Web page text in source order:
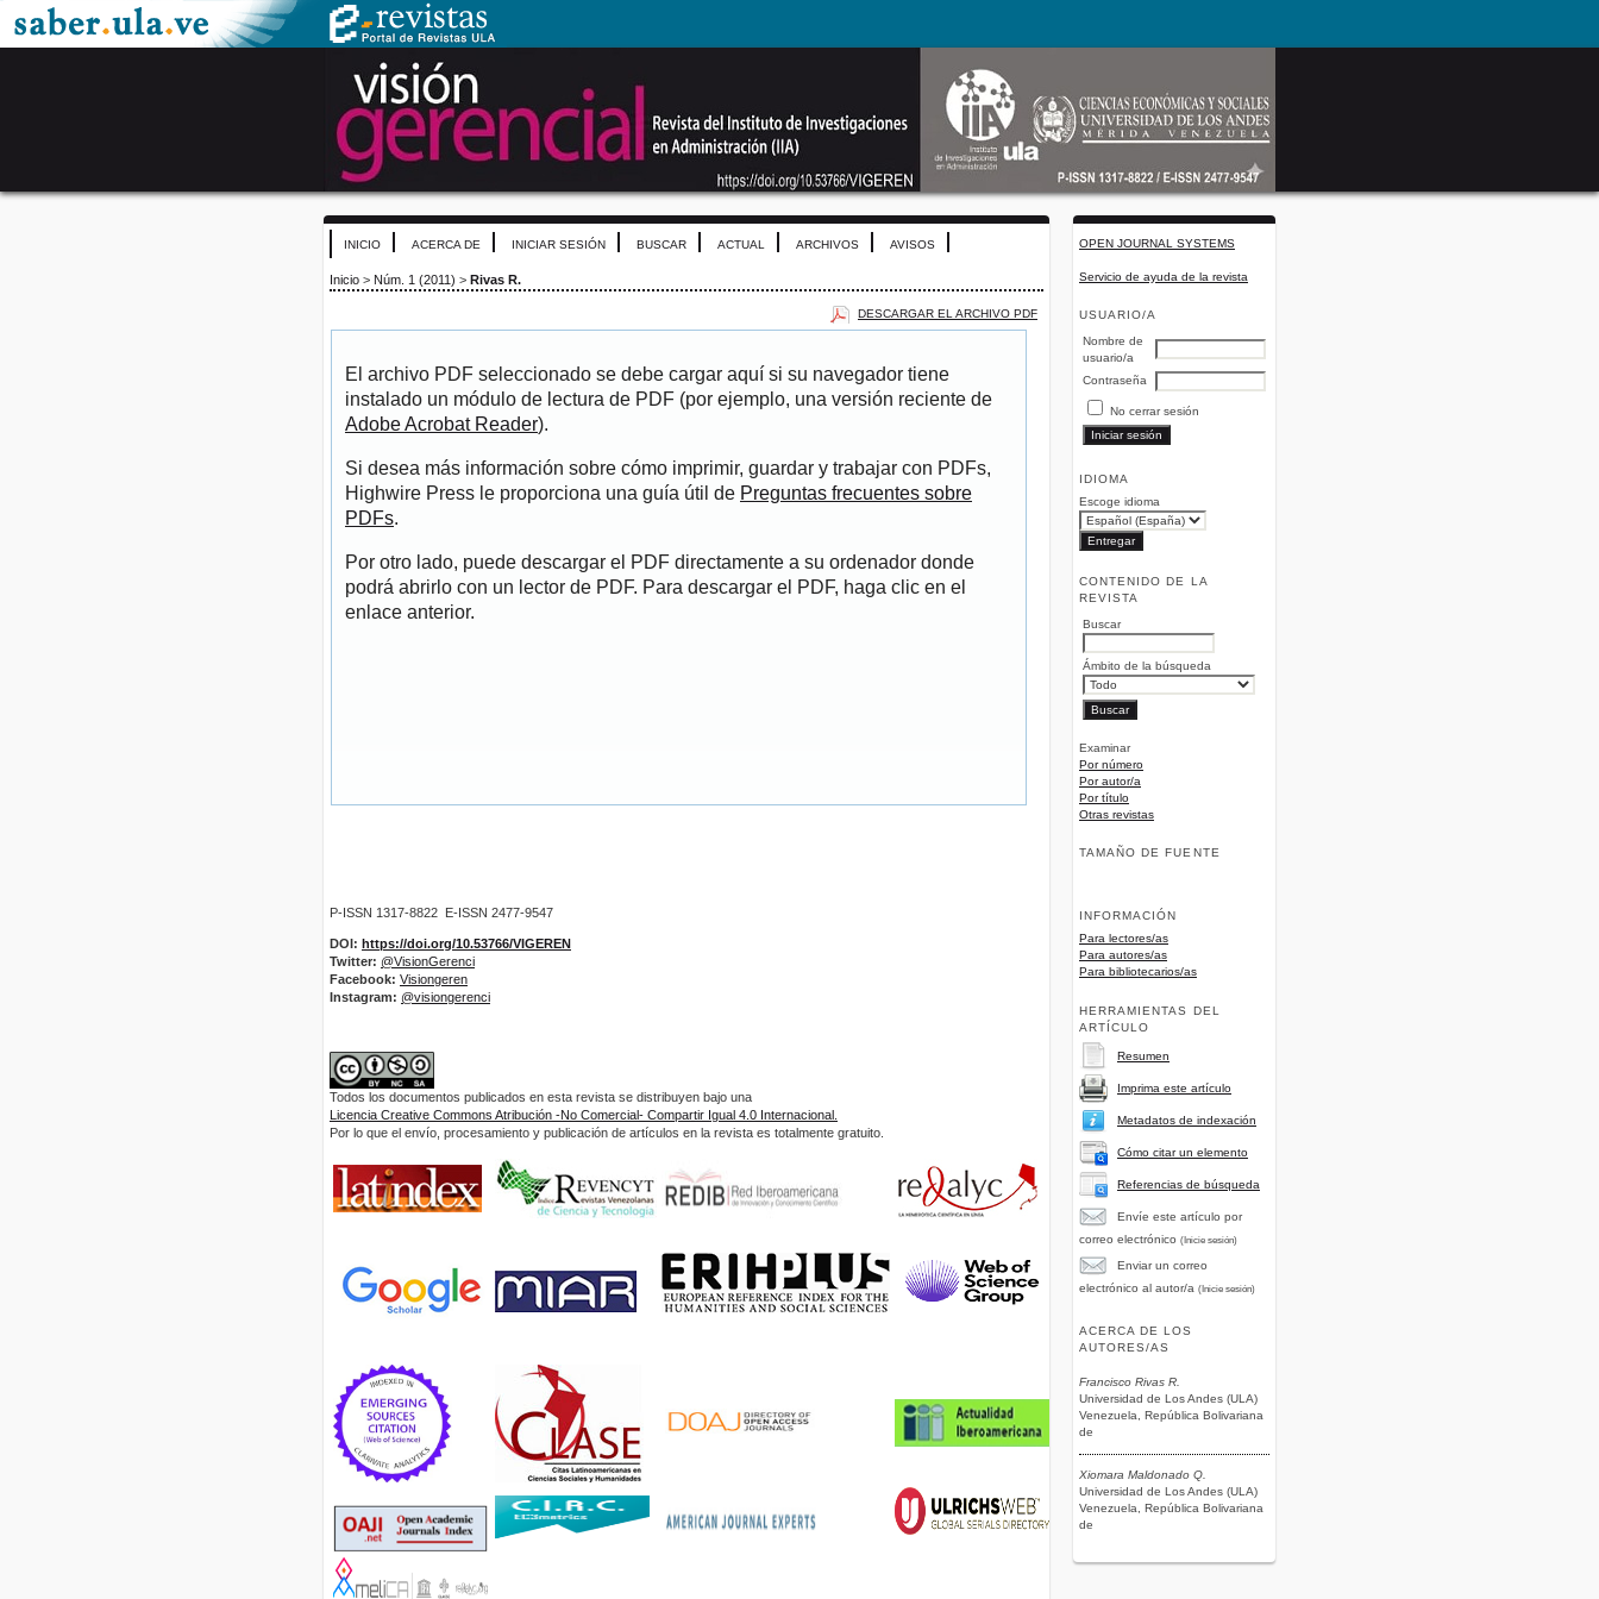
OPEN JOURNAL SYSTEMS
Servicio de ayuda de la revista
USUARIO/A
Nombre de
usuario/a
Contraseña
No cerrar sesión
IDIOMA
Escoge idioma
CONTENIDO DE LA
REVISTA
Buscar
Ámbito de la búsqueda
Examinar
Por número
Por autor/a
Por título
Otras revistas
TAMAÑO DE FUENTE
INFORMACIÓN
Para lectores/as
Para autores/as
Para bibliotecarios/as
HERRAMIENTAS DEL
ARTÍCULO
Resumen
Imprima este artículo
Metadatos de indexación
Cómo citar un elemento
Referencias de búsqueda
Envíe este artículo por
correo electrónico (Inicie sesión)
Enviar un correo
electrónico al autor/a (Inicie sesión)
ACERCA DE LOS
AUTORES/AS
Francisco Rivas R.
Universidad de Los Andes (ULA)
Venezuela, República Bolivariana
de
Xiomara Maldonado Q.
Universidad de Los Andes (ULA)
Venezuela, República Bolivariana
de
INICIO ACERCA DE INICIAR SESIÓN BUSCAR ACTUAL ARCHIVOS AVISOS
Inicio > Núm. 1 (2011) > Rivas R.
DESCARGAR EL ARCHIVO PDF
El archivo PDF seleccionado se debe cargar aquí si su navegador tiene
instalado un módulo de lectura de PDF (por ejemplo, una versión reciente de
Adobe Acrobat Reader).
Si desea más información sobre cómo imprimir, guardar y trabajar con PDFs,
Highwire Press le proporciona una guía útil de Preguntas frecuentes sobre
PDFs.
Por otro lado, puede descargar el PDF directamente a su ordenador donde
podrá abrirlo con un lector de PDF. Para descargar el PDF, haga clic en el
enlace anterior.
P-ISSN 1317-8822 E-ISSN 2477-9547
DOI: https://doi.org/10.53766/VIGEREN
Twitter: @VisionGerenci
Facebook: Visiongeren
Instagram: @visiongerenci
Todos los documentos publicados en esta revista se distribuyen bajo una
Licencia Creative Commons Atribución -No Comercial- Compartir Igual 4.0 Internacional.
Por lo que el envío, procesamiento y publicación de artículos en la revista es totalmente gratuito.